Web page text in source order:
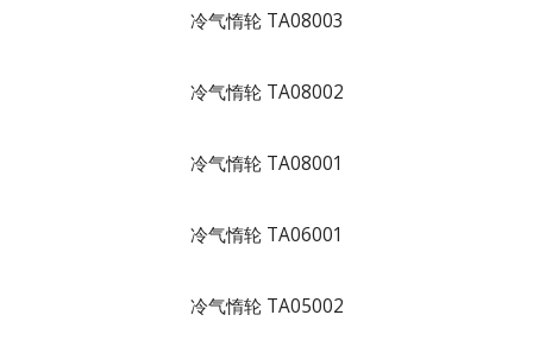
冷气惰轮 TA08003
冷气惰轮 TA08002
冷气惰轮 TA08001
冷气惰轮 TA06001
冷气惰轮 TA05002